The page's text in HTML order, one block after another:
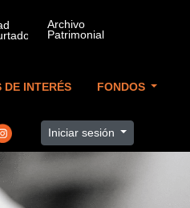
DE INTERÉS FONDOS
Iniciar sesión